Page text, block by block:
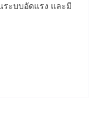
ระบบอัดแรง และมี